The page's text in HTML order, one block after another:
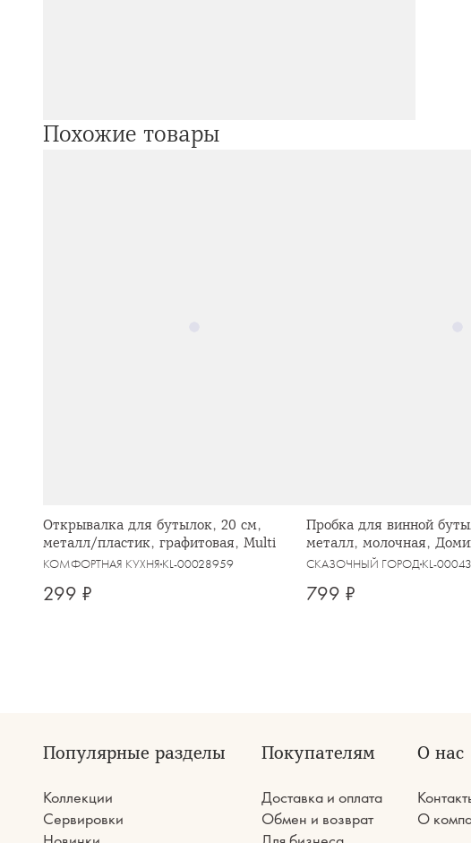
Похожие товары
Открывалка для бутылок, 20 см,
металл/пластик, графитовая, Multi
КОМФОРТНАЯ КУХНЯ KL-00028959
299 ₽
Пробка для винной
металл, молочная,
СКАЗОЧНЫЙ ГОРОДKL-
799 ₽
Популярные разделы
Коллекции
Сервировки
Покупателям
Доставка и оплата
Обмен и возврат
О нас
О